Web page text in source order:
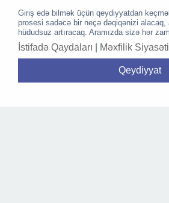
Giriş edə bilmək üçün qeydiyyatdan
prosesi sadəcə bir neçə dəqiqənizi alacaq,
hüdudsuz artıracaq. Aramızda sizə hər
İstifadə Qaydaları Məxfilik Siyasəti
Qeydiyyat